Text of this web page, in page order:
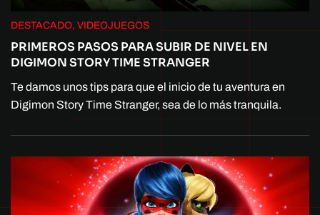
DESTACADO, VIDEOJUEGOS
PRIMEROS PASOS PARA SUBIR DE NIVEL EN
DIGIMON STORY TIME STRANGER
Te damos unos tips para que el inicio de tu aventura en
Digimon Story Time Stranger, sea de lo más tranquila.